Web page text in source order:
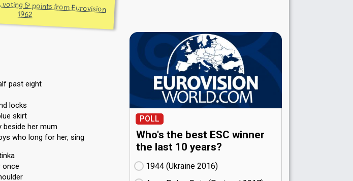
voting & points from Eurovision
1962
past eight
locks
skirt
beside her mum
who long for her, sing
once
POLL
Who's the best ESC winner
the last 10 years?
1944 (Ukraine
16)